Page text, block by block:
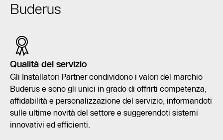
Buderus
Qualità del servizio
Gli Installatori Partner condividono i valori del marchio
Buderus e sono gli unici in grado di offrirti competenza,
affidabilità e personalizzazione del servizio, informandoti
sulle ultime novità del settore e suggerendoti sistemi
innovativi ed efficienti.